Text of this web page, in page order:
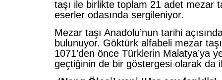
taşı ile birlikte toplam 21 adet mezar
eserler odasında sergileniyor.
Mezar taşı Anadolu’nun tarihi
bulunuyor. Göktürk alfabeli mezar
1071’den önce Türklerin Malatya’ya
geçtiğinin de bir göstergesi olarak da